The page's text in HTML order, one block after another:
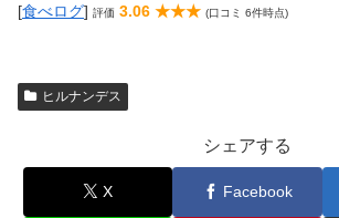
[食べログ] 評価 3.06 ★★★ (口コミ 6件時点)
ヒルナンデス
シェアする
X Facebook